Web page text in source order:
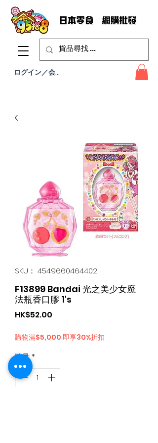
ログイン／会員登録
SKU： 4549660464402
F13899 Bandai 光之美少女魔
法瓶香口膠 1's
HK$52.00
購物滿$5,000 即享30%折扣
数量*